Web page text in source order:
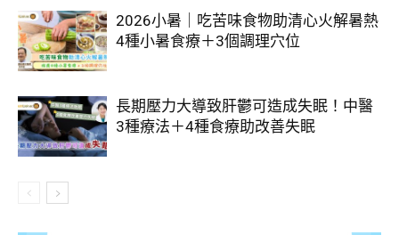
2026小暑｜吃苦味食物助清心火解暑熱
4種小暑食療＋3個調理穴位
長期壓力大導致肝鬱可造成失眠！中醫
3種療法＋4種食療助改善失眠